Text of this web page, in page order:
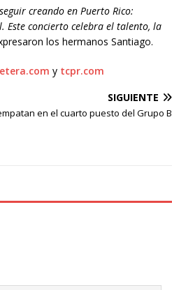
creando en Puerto Rico:
Este concierto celebra el talento, la
los hermanos Santiago.
y tcpr.com
SIGUIENTE
en el cuarto puesto del Grupo B